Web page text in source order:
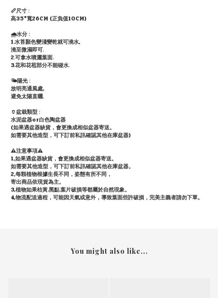
📏尺寸 :
高35*寬26CM (正負值10CM)
🌧水分 :
1.水苔顏色變淺變乾就可澆水,
澆至微濕即可.
2.可拿水噴灑葉面.
3.花和花苞部分不能碰水.
🌤陽光 :
放明亮通風處,
避免太陽直曬.
🏺盆栽類型 :
水泥盆器or白色陶盆器
(如果遇盆器缺貨，會更換成相似盆器寄送。
如需要其他造型，可下訂前私訊確認其他在庫盆器)
⚠️注意事項⚠️
1,如果遇盆器缺貨，會更換成相似盆器寄送。
如需要其他造型，可下訂前私訊確認其他在庫盆器。
2,每顆植物根據生長不同，姿態有所不同，
寄出商品依現貨為主。
3,植物如果枯黃.黑點.葉片破損等都屬於自然現象。
4,物流配送過程，可能因天氣或意外，導致葉面些許破損，完美主義者請勿下單。
You might also like...